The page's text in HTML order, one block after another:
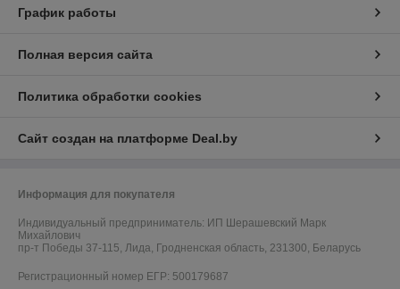
График работы
Полная версия сайта
Политика обработки cookies
Сайт создан на платформе Deal.by
Информация для покупателя
Индивидуальный предприниматель: ИП Шерашевский Марк
Михайлович
пр-т Победы 37-115, Лида, Гродненская область, 231300, Беларусь
Регистрационный номер ЕГР: 500179687